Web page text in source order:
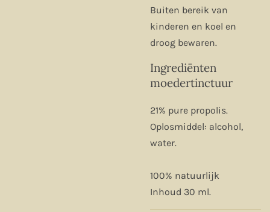
Buiten bereik van
kinderen en koel en
droog bewaren.
Ingrediënten
moedertinctuur
21% pure propolis.
Oplosmiddel: alcohol,
water.
100% natuurlijk
Inhoud 30 ml.